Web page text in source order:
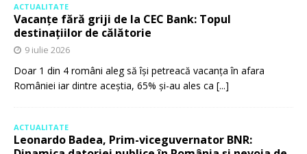
ACTUALITATE
Vacanțe fără griji de la CEC Bank: Topul
destinațiilor de călătorie
9 iulie 2026
Doar 1 din 4 români aleg să își petreacă vacanța în afara
României iar dintre aceștia, 65% și-au ales ca [...]
ACTUALITATE
Leonardo Badea, Prim-viceguvernator BNR: